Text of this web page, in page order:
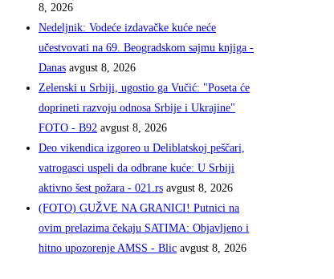
8, 2026
Nedeljnik: Vodeće izdavačke kuće neće
učestvovati na 69. Beogradskom sajmu knjiga -
Danas avgust 8, 2026
Zelenski u Srbiji, ugostio ga Vučić: "Poseta će
doprineti razvoju odnosa Srbije i Ukrajine"
FOTO - B92 avgust 8, 2026
Deo vikendica izgoreo u Deliblatskoj peščari,
vatrogasci uspeli da odbrane kuće: U Srbiji
aktivno šest požara - 021.rs avgust 8, 2026
(FOTO) GUŽVE NA GRANICI! Putnici na
ovim prelazima čekaju SATIMA: Objavljeno i
hitno upozorenje AMSS - Blic avgust 8, 2026